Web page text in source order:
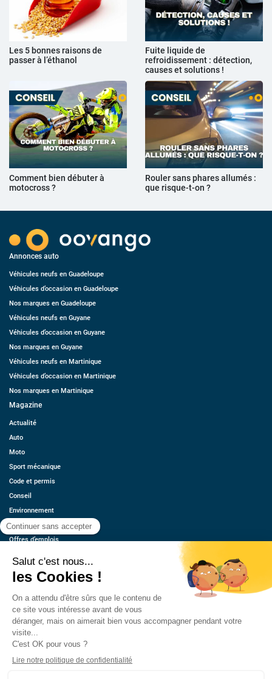
Les 5 bonnes raisons de
passer à l’éthanol
Fuite liquide de
refroidissement : détection,
causes et solutions !
Comment bien débuter à
motocross ?
Rouler sans phares allumés :
que risque-t-on ?
Annonces auto
Véhicules neufs en Guadeloupe
Véhicules d’occasion en Guadeloupe
Nos marques en Guadeloupe
Véhicules neufs en Guyane
Véhicules d’occasion en Guyane
Nos marques en Guyane
Véhicules neufs en Martinique
Véhicules d’occasion en Martinique
Nos marques en Martinique
Magazine
Actualité
Auto
Moto
Sport mécanique
Code et permis
Conseil
Environnement
Économie
Offres d’emplois
Contact
Estimez votre voiture
Mentions légales
CGU